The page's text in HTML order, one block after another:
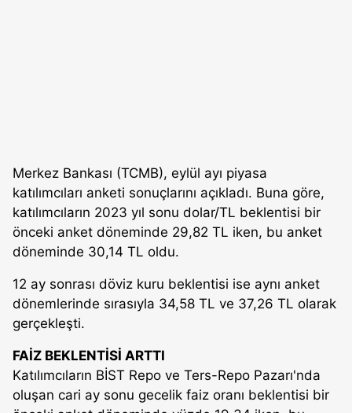
Merkez Bankası (TCMB), eylül ayı piyasa
katılımcıları anketi sonuçlarını açıkladı. Buna göre,
katılımcıların 2023 yıl sonu dolar/TL beklentisi bir
önceki anket döneminde 29,82 TL iken, bu anket
döneminde 30,14 TL oldu.
12 ay sonrası döviz kuru beklentisi ise aynı anket
dönemlerinde sırasıyla 34,58 TL ve 37,26 TL olarak
gerçekleşti.
FAİZ BEKLENTİSİ ARTTI
Katılımcıların BİST Repo ve Ters-Repo Pazarı'nda
oluşan cari ay sonu gecelik faiz oranı beklentisi bir